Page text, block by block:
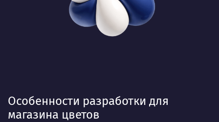
Особенности разработки для
магазина цветов